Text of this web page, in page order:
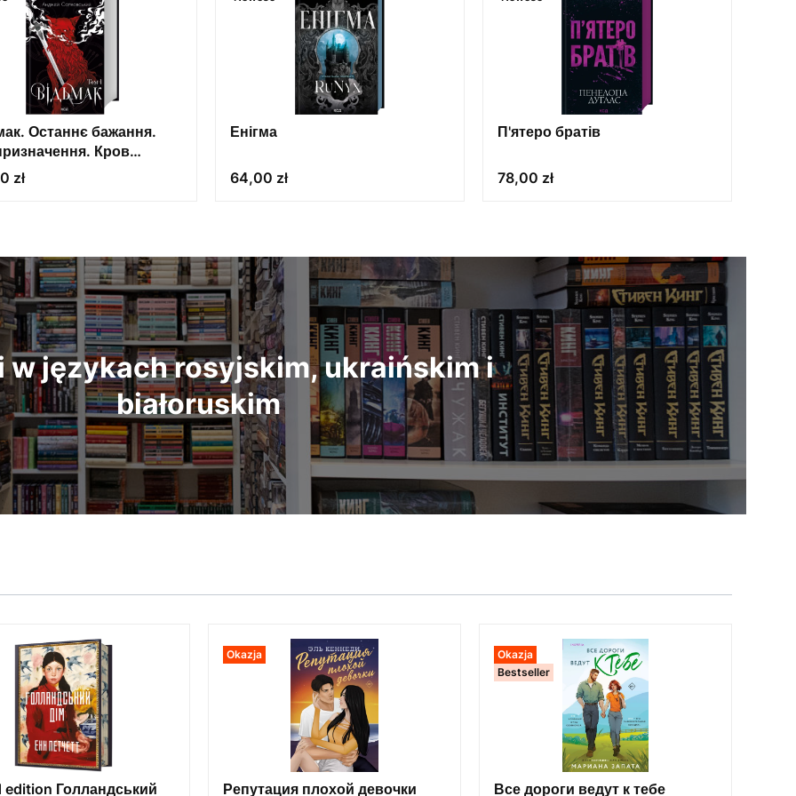
Останнє бажання.
Кров
(кн. 1)
zł
Енігма
Cena
64,00 zł
П'ятеро братів
Cena
78,00 zł
w językach rosyjskim, ukraińskim i
białoruskim
edition Голландський
Okazja
Репутация плохой девочки
Okazja
Bestseller
Все дороги ведут к тебе